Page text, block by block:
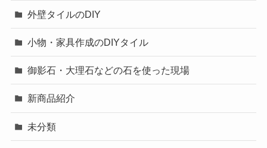
外壁タイルのDIY
小物・家具作成のDIYタイル
御影石・大理石などの石を使った現場
新商品紹介
未分類